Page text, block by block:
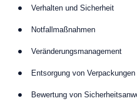
Verhalten und Sicherheit
Notfallmaßnahmen
Veränderungsmanagement
Entsorgung von Verpackungen
Bewertung von